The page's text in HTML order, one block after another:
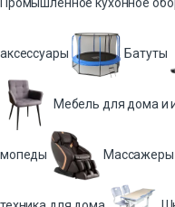
аксессуары Батуты
Мебель для дома и
мопеды Массажеры